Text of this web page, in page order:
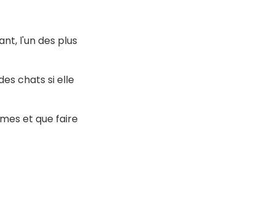
l'un des plus
chats si elle
et que faire